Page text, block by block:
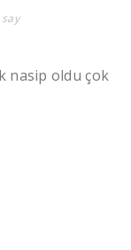
nasip oldu çok